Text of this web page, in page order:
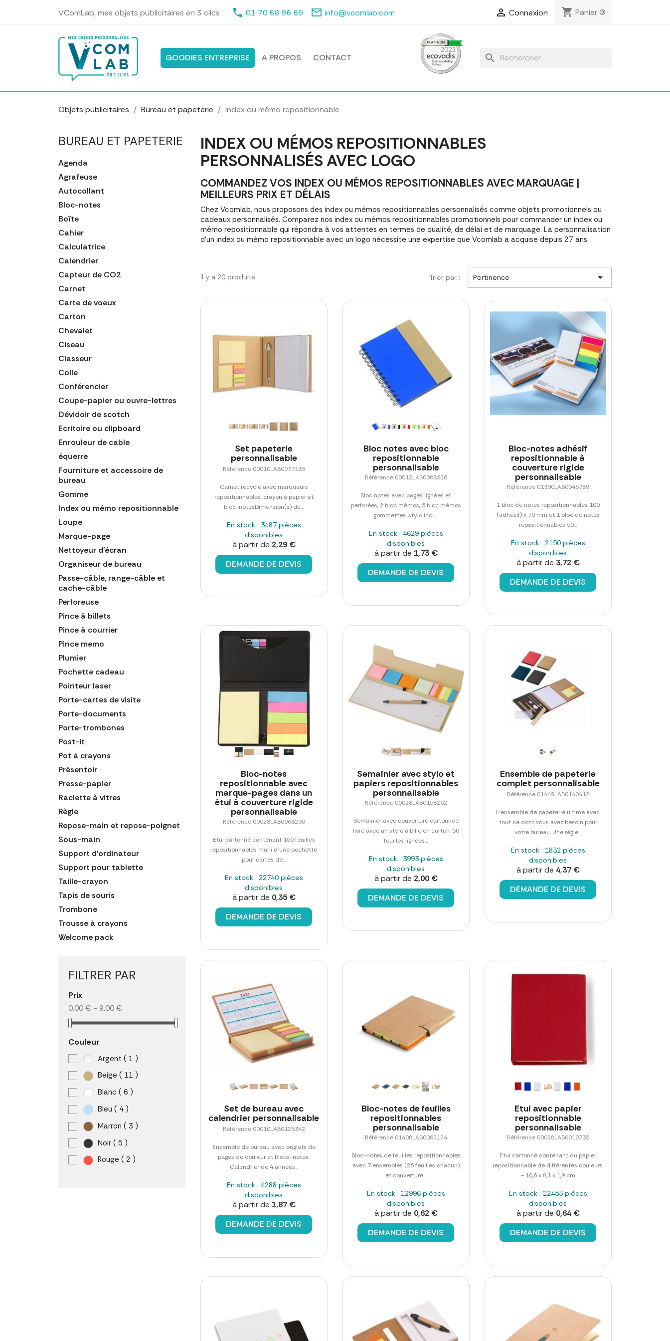
VComLab, mes objets publicitaires en 3 clics phone 01 70 68 96 69 mail_outline info@vcomlab.com  Connexion shopping_cart Panier(0)
GOODIES ENTREPRISE A PROPOS CONTACT search
Objets publicitaires Bureau et papeterie Index ou mémo repositionnable
BUREAU ET PAPETERIE
Agenda
Agrafeuse
Autocollant
Bloc-notes
Boîte
Cahier
Calculatrice
Calendrier
Capteur de CO2
Carnet
Carte de voeux
Carton
Chevalet
Ciseau
Classeur
Colle
Conférencier
Coupe-papier ou ouvre-lettres
Dévidoir de scotch
Ecritoire ou clipboard
Enrouleur de cable
équerre
Fourniture et accessoire de
bureau
Gomme
Index ou mémo repositionnable
Loupe
Marque-page
Nettoyeur d'écran
Organiseur de bureau
Passe-câble, range-câble et
cache-câble
Perforeuse
Pince à billets
Pince à courrier
Pince memo
Plumier
Pochette cadeau
Pointeur laser
Porte-cartes de visite
Porte-documents
Porte-trombones
Post-it
Pot à crayons
Présentoir
Presse-papier
Raclette à vitres
Règle
Repose-main et repose-poignet
Sous-main
Support d'ordinateur
Support pour tablette
Taille-crayon
Tapis de souris
Trombone
Trousse à crayons
Welcome pack
FILTRER PAR
Prix
0,00 € - 9,00 €
Couleur
Argent ( 1 )
Beige ( 11 )
Blanc ( 6 )
Bleu ( 4 )
Marron ( 3 )
Noir ( 5 )
Rouge ( 2 )
INDEX OU MÉMOS REPOSITIONNABLES
PERSONNALISÉS AVEC LOGO
COMMANDEZ VOS INDEX OU MÉMOS REPOSITIONNABLES AVEC MARQUAGE |
MEILLEURS PRIX ET DÉLAIS
Chez Vcomlab, nous proposons des index ou mémos repositionnables personnalisés comme objets promotionnels ou
cadeaux personnalisés. Comparez nos index ou mémos repositionnables promotionnels pour commander un index ou
mémo repositionnable qui répondra à vos attentes en termes de qualité, de délai et de marquage. La personnalisation
d'un index ou mémo repositionnable avec un logo nécessite une expertise que Vcomlab a acquise depuis 27 ans.
Il y a 20 produits. Trier par : Pertinence 
Set papeterie
personnalisable
Référence 00010LAB0077135
Carnet recyclé avec marqueurs
repositionnables, crayon à papier et
bloc-notesDimension(s) du...
En stock : 3487 pièces
disponibles
à partir de 2,29 €
DEMANDE DE DEVIS
Bloc notes avec bloc
repositionnable
personnalisable
Référence 00013LAB0068526
Bloc notes avec pages lignées et
perforées, 2 bloc mémos, 5 bloc mémos
gommettes, stylo incl.,...
En stock : 4629 pièces
disponibles
à partir de 1,73 €
DEMANDE DE DEVIS
Bloc-notes adhésif
repositionnable à
couverture rigide
personnalisable
Référence 01390LAB0045789
1 bloc de notes repositionnables 100
(adhésif) x 70 mm et 1 bloc de notes
repositionnables 50...
En stock : 2150 pièces
disponibles
à partir de 3,72 €
DEMANDE DE DEVIS
Bloc-notes
repositionnable avec
marque-pages dans un
étui à couverture rigide
personnalisable
Référence 00028LAB0068290
Etui cartonné contenant 150 feuilles
repositionnables muni d'une pochette
pour cartes de...
En stock : 22740 pièces
disponibles
à partir de 0,35 €
DEMANDE DE DEVIS
Semainier avec stylo et
papiers repositionnables
personnalisable
Référence 00028LAB0158262
Semainier avec couverture cartonnée
livré avec un stylo à bille en carton, 50
feuilles lignées...
En stock : 3993 pièces
disponibles
à partir de 2,00 €
DEMANDE DE DEVIS
Ensemble de papeterie
complet personnalisable
Référence 01449LAB0140412
L'ensemble de papeterie ultime avec
tout ce dont vous avez besoin pour
votre bureau. Une règle...
En stock : 1832 pièces
disponibles
à partir de 4,37 €
DEMANDE DE DEVIS
Set de bureau avec
calendrier personnalisable
Référence 00010LAB0125342
Ensemble de bureau avec onglets de
pages de couleur et blocs-notes.
Calendrier de 4 années...
En stock : 4288 pièces
disponibles
à partir de 1,87 €
DEMANDE DE DEVIS
Bloc-notes de feuilles
repositionnables
personnalisable
Référence 01408LAB0062124
Bloc-notes de feuilles repositionnables
avec 7 ensembles (25 feuilles chacun)
et couverture...
En stock : 12996 pièces
disponibles
à partir de 0,62 €
DEMANDE DE DEVIS
Etui avec papier
repositionnable
personnalisable
Référence 00028LAB0010735
Etui cartonné contenant du papier
repositionnable de différentes couleurs.
- 10,6 x 8,1 x 1,9 cm
En stock : 12453 pièces
disponibles
à partir de 0,64 €
DEMANDE DE DEVIS